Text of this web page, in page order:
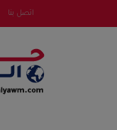
اتصل بنا